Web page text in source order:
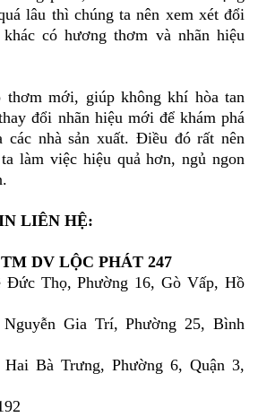
lâu thì chúng ta nên xem xét đổi
có hương thơm và nhãn hiệu
thơm mới, giúp không khí hòa tan
đổi nhãn hiệu mới để khám phá
các nhà sản xuất. Điều đó rất nên
làm việc hiệu quả hơn, ngủ ngon
LIÊN HỆ:
DV LỘC PHÁT 247
Đức Thọ, Phường 16, Gò Vấp, Hồ
Gia Trí, Phường 25, Bình
Hai Bà Trưng, Phường 6, Quận 3,